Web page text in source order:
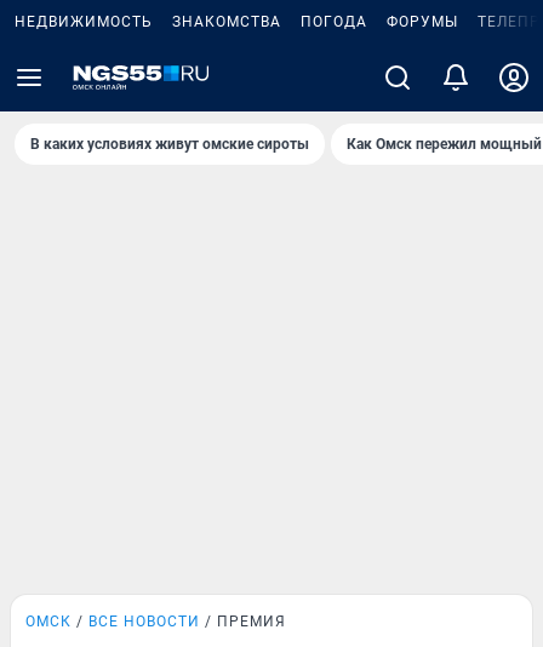
НЕДВИЖИМОСТЬ ЗНАКОМСТВА ПОГОДА ФОРУМЫ
В каких условиях живут омские сироты Как Омск пережил мощный
ОМСК ВСЕ НОВОСТИ ПРЕМИЯ